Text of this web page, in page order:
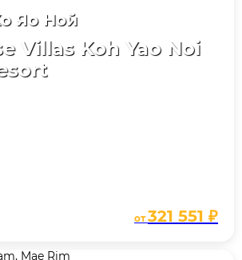
Яо Ной
Villas Koh Yao Noi
от321 551 ₽